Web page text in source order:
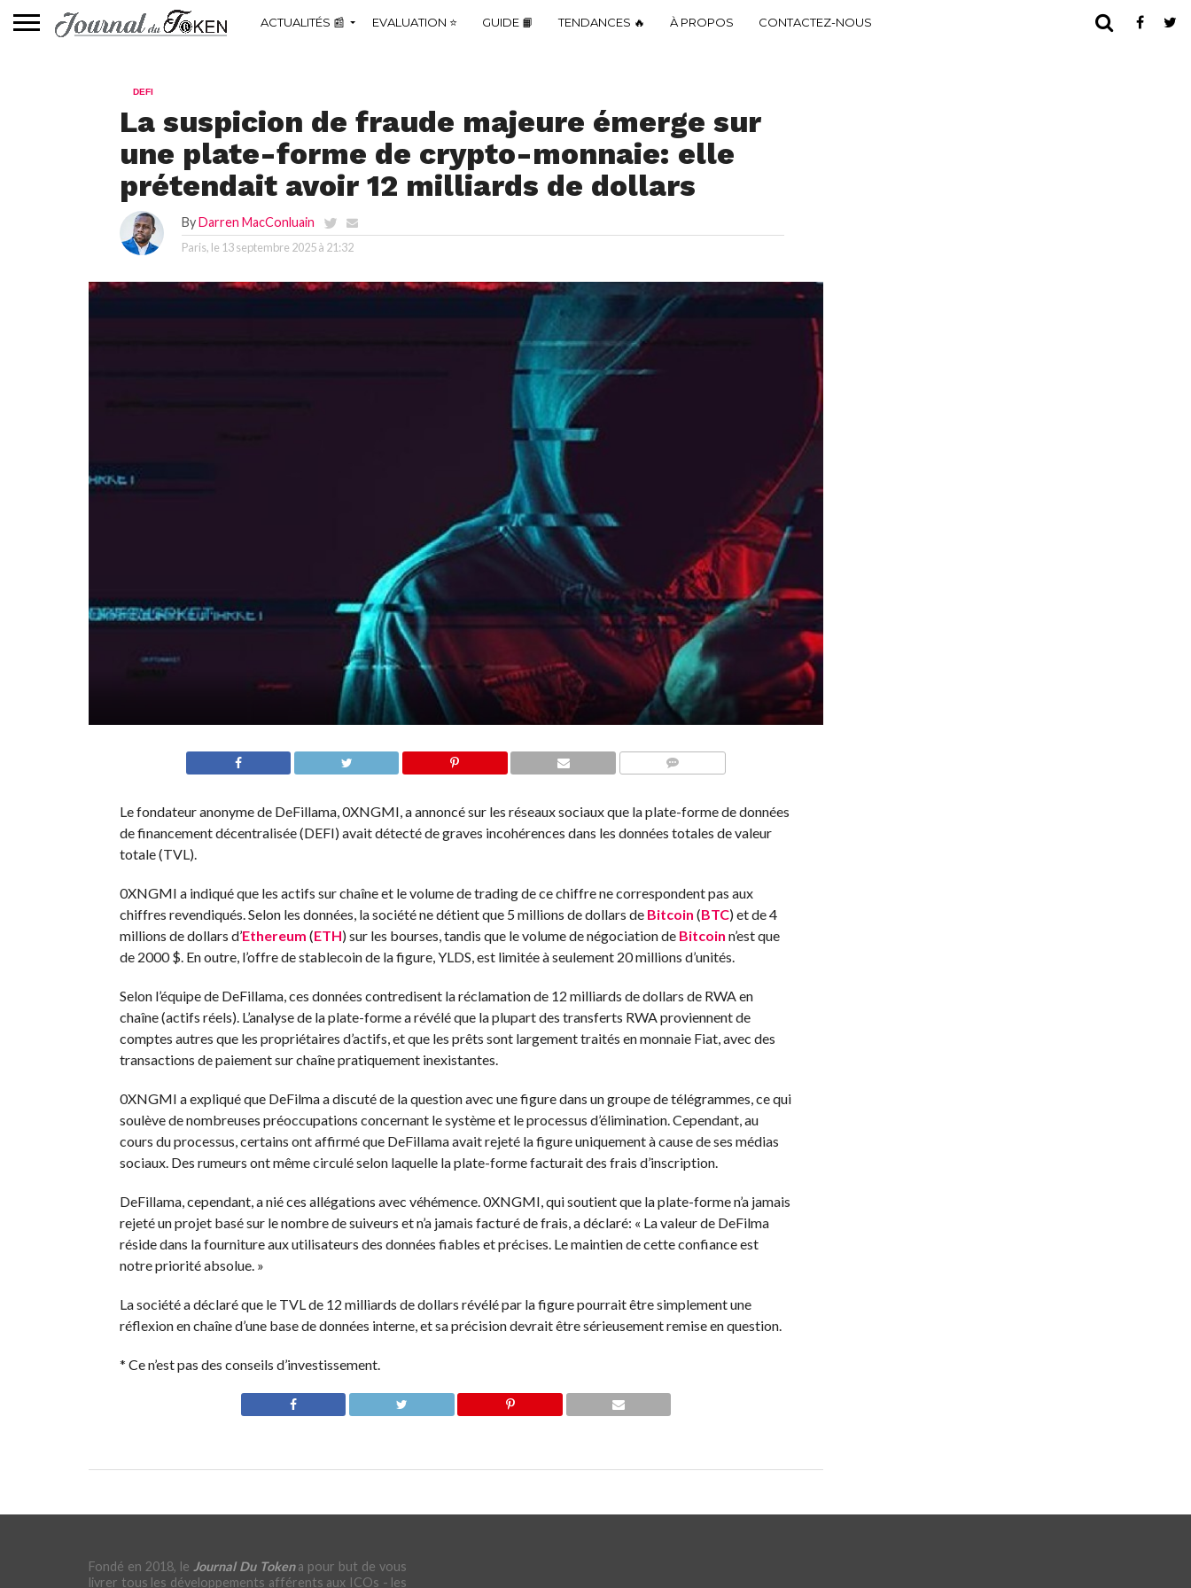
ACTUALITÉS 📰 EVALUATION ⭐ GUIDE 📙 TENDANCES 🔥 À PROPOS CONTACTEZ-NOUS
DEFI
La suspicion de fraude majeure émerge sur
une plate-forme de crypto-monnaie: elle
prétendait avoir 12 milliards de dollars
ByDarren MacConluain
Paris, le 13 septembre 2025 à 21:32
Le fondateur anonyme de DeFillama, 0XNGMI, a annoncé sur les réseaux sociaux que la plate-forme de données
de financement décentralisée (DEFI) avait détecté de graves incohérences dans les données totales de valeur
totale (TVL).
0XNGMI a indiqué que les actifs sur chaîne et le volume de trading de ce chiffre ne correspondent pas aux
chiffres revendiqués. Selon les données, la société ne détient que 5 millions de dollars de Bitcoin (BTC) et de 4
millions de dollars d’Ethereum (ETH) sur les bourses, tandis que le volume de négociation de Bitcoin n’est que
de 2000 $. En outre, l’offre de stablecoin de la figure, YLDS, est limitée à seulement 20 millions d’unités.
Selon l’équipe de DeFillama, ces données contredisent la réclamation de 12 milliards de dollars de RWA en
chaîne (actifs réels). L’analyse de la plate-forme a révélé que la plupart des transferts RWA proviennent de
comptes autres que les propriétaires d’actifs, et que les prêts sont largement traités en monnaie Fiat, avec des
transactions de paiement sur chaîne pratiquement inexistantes.
0XNGMI a expliqué que DeFilma a discuté de la question avec une figure dans un groupe de télégrammes, ce qui
soulève de nombreuses préoccupations concernant le système et le processus d’élimination. Cependant, au
cours du processus, certains ont affirmé que DeFillama avait rejeté la figure uniquement à cause de ses médias
sociaux. Des rumeurs ont même circulé selon laquelle la plate-forme facturait des frais d’inscription.
DeFillama, cependant, a nié ces allégations avec véhémence. 0XNGMI, qui soutient que la plate-forme n’a jamais
rejeté un projet basé sur le nombre de suiveurs et n’a jamais facturé de frais, a déclaré: « La valeur de DeFilma
réside dans la fourniture aux utilisateurs des données fiables et précises. Le maintien de cette confiance est
notre priorité absolue. »
La société a déclaré que le TVL de 12 milliards de dollars révélé par la figure pourrait être simplement une
réflexion en chaîne d’une base de données interne, et sa précision devrait être sérieusement remise en question.
* Ce n’est pas des conseils d’investissement.
Fondé en 2018, le Journal Du Tokena pour but de vous
livrer tous les développements afférents aux ICOs - les